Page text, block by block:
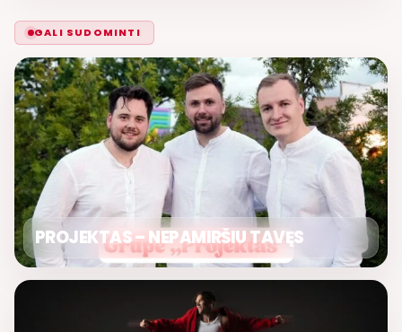
GALI SUDOMINTI
PROJEKTAS – NEPAMIRŠIU TAVĘS